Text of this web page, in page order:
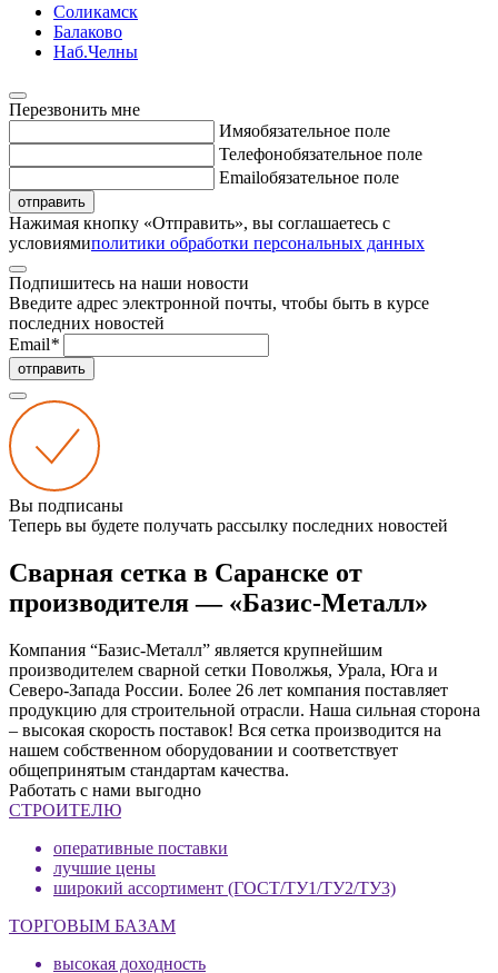
Соликамск
Балаково
Наб.Челны
Перезвонить мне
Имяобязательное поле
Телефонобязательное поле
Emailобязательное поле
отправить
Нажимая кнопку «Отправить», вы соглашаетесь с
условиямиполитики обработки персональных данных
Подпишитесь на наши новости
Введите адрес электронной почты, чтобы быть в курсе
последних новостей
Email*
отправить
Вы подписаны
Теперь вы будете получать рассылку последних новостей
Сварная сетка в Саранске от
производителя — «Базис-Металл»
Компания “Базис-Металл” является крупнейшим
производителем сварной сетки Поволжья, Урала, Юга и
Северо-Запада России. Более 26 лет компания поставляет
продукцию для строительной отрасли. Наша сильная сторона
– высокая скорость поставок! Вся сетка производится на
нашем собственном оборудовании и соответствует
общепринятым стандартам качества.
Работать с нами выгодно
СТРОИТЕЛЮ
оперативные поставки
лучшие цены
широкий ассортимент (ГОСТ/ТУ1/ТУ2/ТУ3)
ТОРГОВЫМ БАЗАМ
высокая доходность